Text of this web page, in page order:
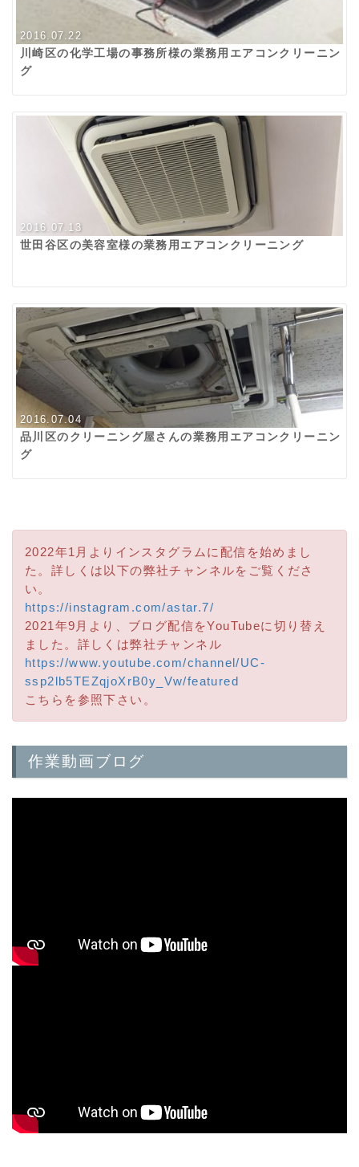
2016.07.22
川崎区の化学工場の事務所様の業務用エアコンクリーニン
グ
2016.07.13
世田谷区の美容室様の業務用エアコンクリーニング
2016.07.04
品川区のクリーニング屋さんの業務用エアコンクリーニン
グ
2022年1月よりインスタグラムに配信を始めまし
た。詳しくは以下の弊社チャンネルをご覧くださ
い。
https://instagram.com/astar.7/
2021年9月より、ブログ配信をYouTubeに切り替え
ました。詳しくは弊社チャンネル
https://www.youtube.com/channel/UC-
ssp2lb5TEZqjoXrB0y_Vw/featured
こちらを参照下さい。
作業動画ブログ